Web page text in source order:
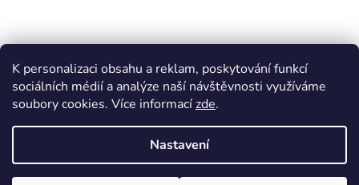
K personalizaci obsahu a reklam, poskytování funkcí
sociálních médií a analýze naší návštěvnosti využíváme
soubory cookies. Více informacízde.
Nastavení